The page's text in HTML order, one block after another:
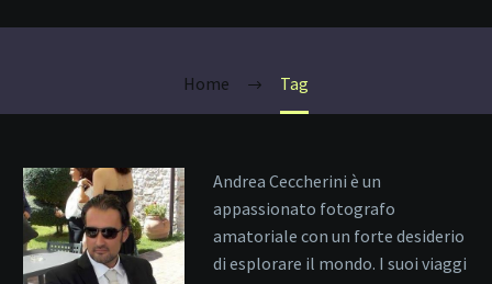
Home Tag
Andrea Ceccherini è un
appassionato fotografo
amatoriale con un forte desiderio
di esplorare il mondo. I suoi viaggi